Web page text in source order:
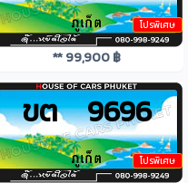
โปรพิเศษ
** 99,900 ฿
โปรพิเศษ
ขต 9696